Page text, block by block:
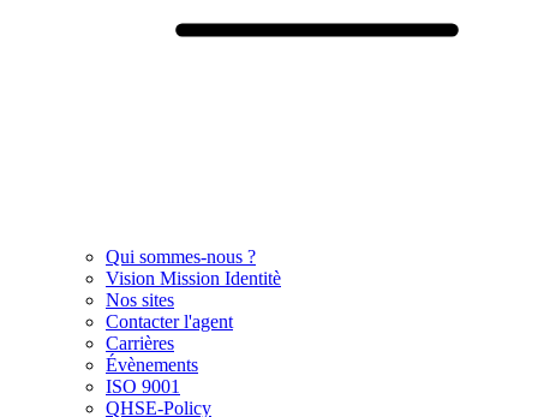
Qui sommes-nous ?
Vision Mission Identitè
Nos sites
Contacter l'agent
Carrières
Évènements
ISO 9001
QHSE-Policy